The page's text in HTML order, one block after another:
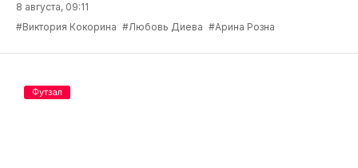
8 августа, 09:11
#Виктория Кокорина #Любовь Диева #Арина Розна
Футзал